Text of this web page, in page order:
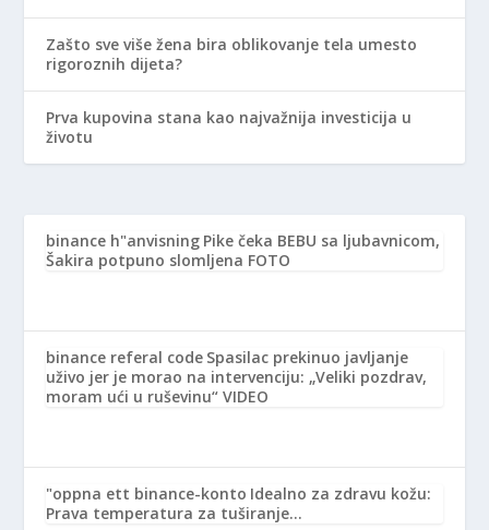
Zašto sve više žena bira oblikovanje tela umesto
rigoroznih dijeta?
Prva kupovina stana kao najvažnija investicija u
životu
binance h"anvisning Pike čeka BEBU sa ljubavnicom,
Šakira potpuno slomljena FOTO
binance referal code Spasilac prekinuo javljanje
uživo jer je morao na intervenciju: „Veliki pozdrav,
moram ući u ruševinu“ VIDEO
"oppna ett binance-konto Idealno za zdravu kožu:
Prava temperatura za tuširanje…